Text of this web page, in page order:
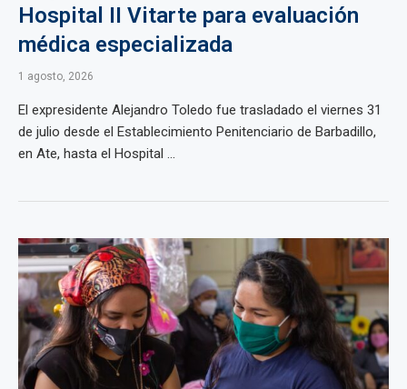
Hospital II Vitarte para evaluación
médica especializada
1 agosto, 2026
El expresidente Alejandro Toledo fue trasladado el viernes 31
de julio desde el Establecimiento Penitenciario de Barbadillo,
en Ate, hasta el Hospital ...